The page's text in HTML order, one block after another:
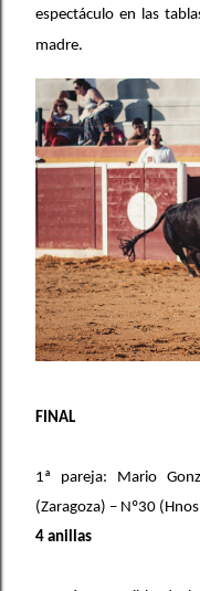
espectáculo en las
madre.
FINAL
1ª pareja: Mario
(Zaragoza) – Nº30
4 anillas